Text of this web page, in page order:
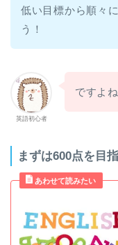
低い目標から順々
う！
英語初心者
ですよ
まずは600点を目